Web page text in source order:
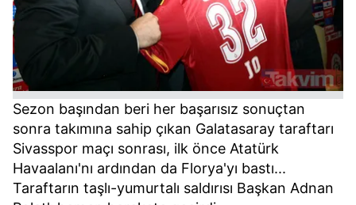
Sezon başından beri her başarısız sonuçtan
sonra takımına sahip çıkan Galatasaray taraftarı
Sivasspor maçı sonrası, ilk önce Atatürk
Havaalanı'nı ardından da Florya'yı bastı...
Taraftarın taşlı-yumurtalı saldırısı Başkan Adnan